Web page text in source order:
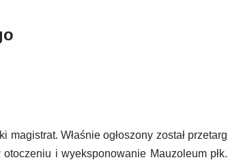
Właśnie ogłoszony został przetarg
i wyeksponowanie Mauzoleum płk.